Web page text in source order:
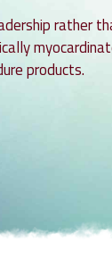
rather
products.